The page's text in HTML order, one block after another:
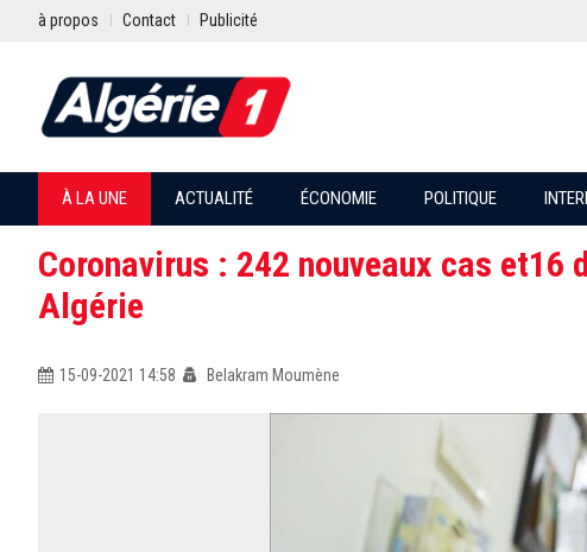
à propos Contact Publicité
À LA UNE ACTUALITÉ ÉCONOMIE POLITIQUE
Coronavirus : 242 nouveaux cas et16
Algérie
15-09-2021 14:58 Belakram Moumène